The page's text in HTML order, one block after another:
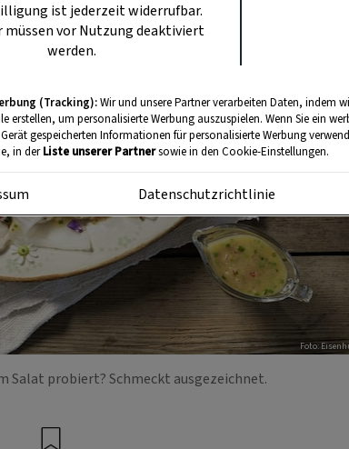
Foto:
Salat probiert? Schmeckt ausgezeichnet.
ist jederzeit widerrufbar.
müssen vor Nutzung deaktiviert
werden.
(Tracking):Wir und unsere Partner verarbeiten Daten, indem
erstellen, um personalisierte Werbung auszuspielen. Wenn Sie ein
gespeicherten Informationen für personalisierte Werbung
in derListe unserer Partnersowie in den Cookie-Einstellungen.
Datenschutzrichtlinie